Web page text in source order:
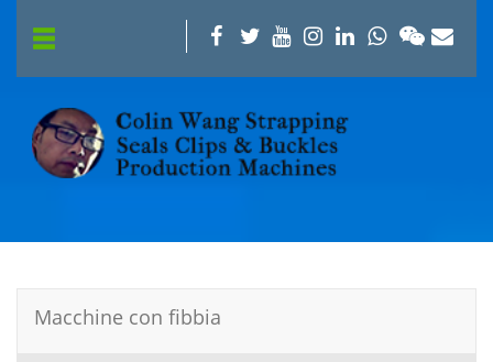
Macchine con fibbia